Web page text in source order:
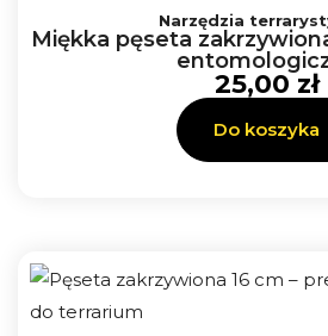
Narzędzia
Miękka pęseta
25,00zł
Do koszyka